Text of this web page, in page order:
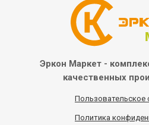
Эркон Маркет -
качественных
Пользовательское
Политика